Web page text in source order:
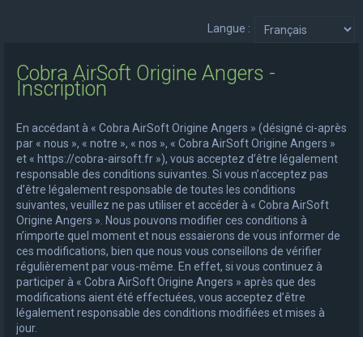
Langue :
Cobra AirSoft Origine Angers -
Inscription
En accédant à « Cobra AirSoft Origine Angers » (désigné ci-après
par « nous », « notre », « nos », « Cobra AirSoft Origine Angers »
et « https://cobra-airsoft.fr »), vous acceptez d’être légalement
responsable des conditions suivantes. Si vous n’acceptez pas
d’être légalement responsable de toutes les conditions
suivantes, veuillez ne pas utiliser et accéder à « Cobra AirSoft
Origine Angers ». Nous pouvons modifier ces conditions à
n’importe quel moment et nous essaierons de vous informer de
ces modifications, bien que nous vous conseillons de vérifier
régulièrement par vous-même. En effet, si vous continuez à
participer à « Cobra AirSoft Origine Angers » après que des
modifications aient été effectuées, vous acceptez d’être
légalement responsable des conditions modifiées et mises à
jour.